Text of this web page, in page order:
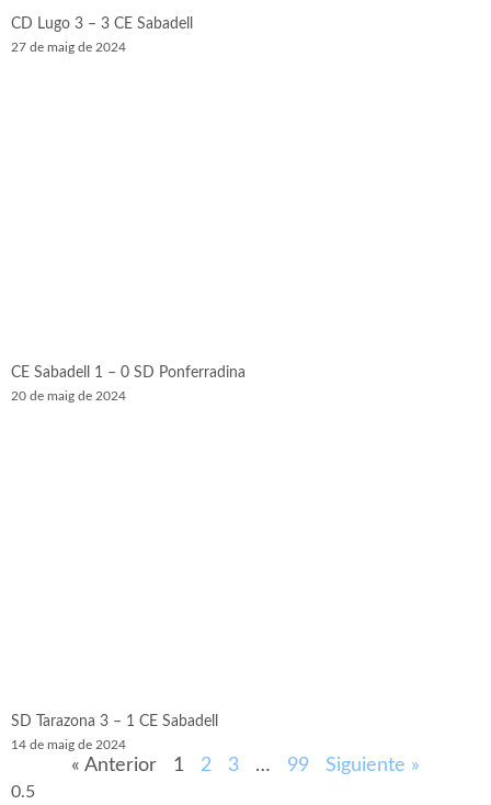
CD Lugo 3 – 3 CE Sabadell
27 de maig de 2024
CE Sabadell 1 – 0 SD Ponferradina
20 de maig de 2024
SD Tarazona 3 – 1 CE Sabadell
14 de maig de 2024
« Anterior 1 2 3 … 99 Siguiente »